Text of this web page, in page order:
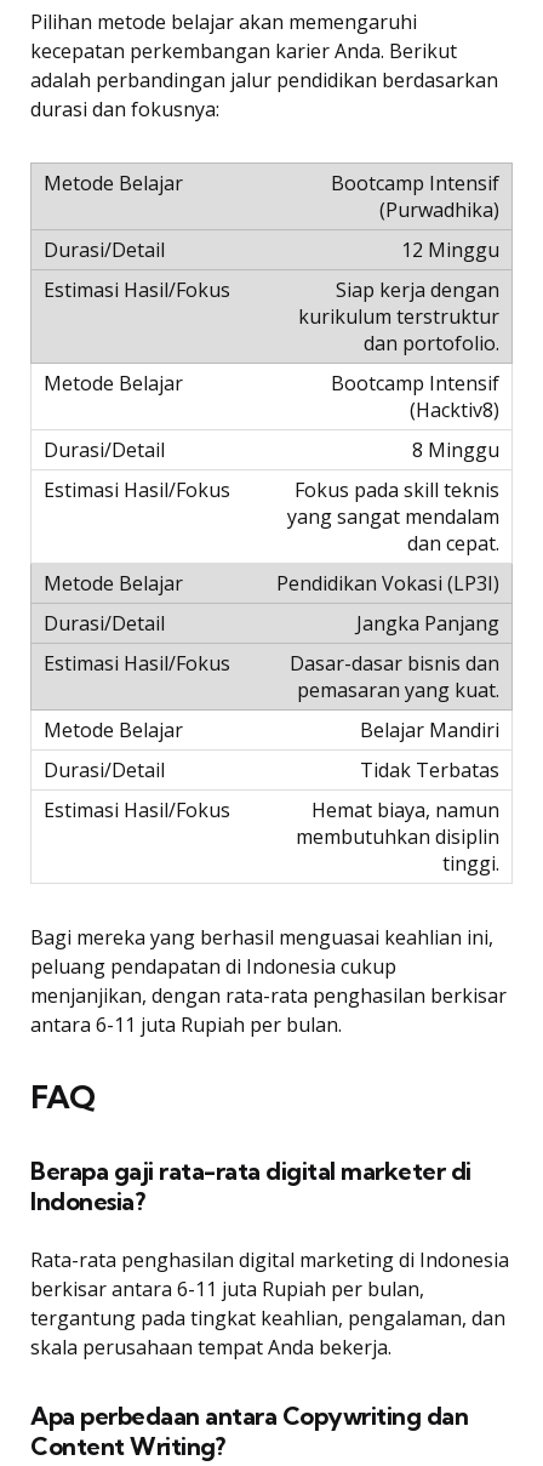
Pilihan metode belajar akan memengaruhi
kecepatan perkembangan karier Anda. Berikut
adalah perbandingan jalur pendidikan berdasarkan
durasi dan fokusnya:
Bootcamp Intensif
(Purwadhika)
12 Minggu
Siap kerja dengan
kurikulum terstruktur
dan portofolio.
Bootcamp Intensif
(Hacktiv8)
8 Minggu
Fokus pada skill teknis
yang sangat mendalam
dan cepat.
Pendidikan Vokasi (LP3I)
Jangka Panjang
Dasar-dasar bisnis dan
pemasaran yang kuat.
Belajar Mandiri
Tidak Terbatas
Hemat biaya, namun
membutuhkan disiplin
tinggi.
Bagi mereka yang berhasil menguasai keahlian ini,
peluang pendapatan di Indonesia cukup
menjanjikan, dengan rata-rata penghasilan berkisar
antara 6-11 juta Rupiah per bulan.
FAQ
Berapa gaji rata-rata digital marketer di
Indonesia?
Rata-rata penghasilan digital marketing di Indonesia
berkisar antara 6-11 juta Rupiah per bulan,
tergantung pada tingkat keahlian, pengalaman, dan
skala perusahaan tempat Anda bekerja.
Apa perbedaan antara Copywriting dan
Content Writing?